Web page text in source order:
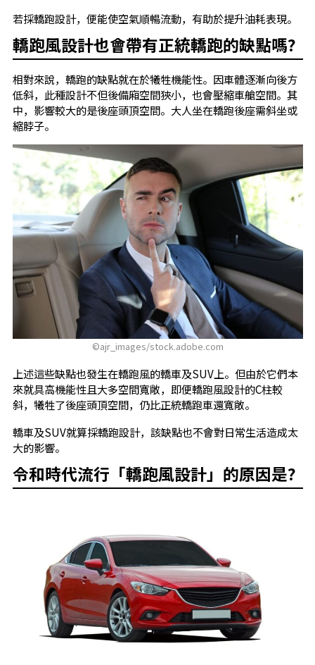
若採轎跑設計，便能使空氣順暢流動，有助於提升油耗表現。
轎跑風設計也會帶有正統轎跑的缺點嗎?
相對來說，轎跑的缺點就在於犧牲機能性。因車體逐漸向後方
低斜，此種設計不但後備廂空間狹小，也會壓縮車艙空間。其
中，影響較大的是後座頭頂空間。大人坐在轎跑後座需斜坐或
縮脖子。
©ajr_images/stock.adobe.com
上述這些缺點也發生在轎跑風的轎車及SUV上。但由於它們本
來就具高機能性且大多空間寬敞，即便轎跑風設計的C柱較
斜，犧牲了後座頭頂空間，仍比正統轎跑車還寬敞。
轎車及SUV就算採轎跑設計，該缺點也不會對日常生活造成太
大的影響。
令和時代流行「轎跑風設計」的原因是?